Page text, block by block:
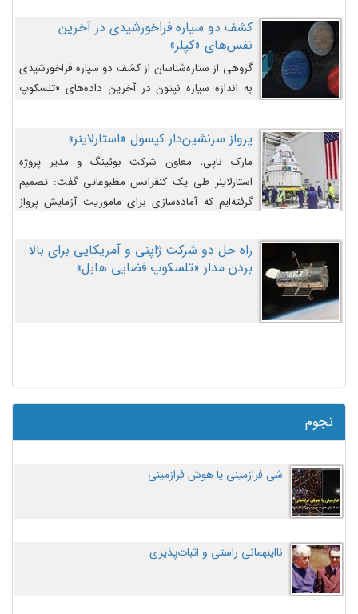
کشف دو سیاره فراخورشیدی در آخرین
نفس‌های «کپلر»
گروهی از ستاره‌شناسان از کشف دو سیاره فراخورشیدی
به اندازه سیاره نپتون در آخرین داده‌های «تلسکوپ
پرواز سرنشین‌دار کپسول «استارلاینر»
مارک ناپی، معاون شرکت بوئینگ و مدیر پروژه
استارلاینر طی یک کنفرانس مطبوعاتی گفت: تصمیم
گرفته‌ایم که آماده‌سازی برای ماموریت آزمایش پرواز
اصلاح کنیم.
راه حل دو شرکت ژاپنی و آمریکایی برای بالا
بردن مدار «تلسکوپ فضایی هابل»
نجوم
شی فرازمینی یا هوش فرازمینی
نااینهمانیِ راستی و اثبات‌پذیری